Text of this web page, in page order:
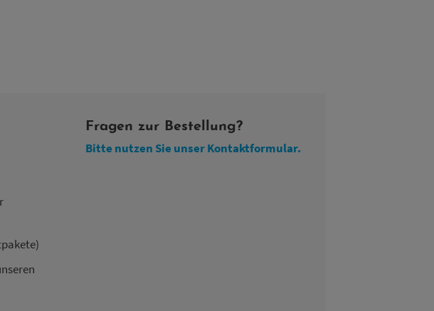
Fragen zur Bestellung?
Bitte nutzen Sie unser Kontaktformular.